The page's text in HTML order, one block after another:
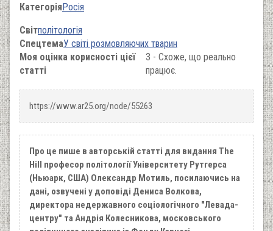
КатегоріяРосія
Світполітологія
СпецтемаУ світі розмовляючих тварин
Моя оцінка корисності цієї
статті
3 - Схоже, що реально
працює.
https://www.ar25.org/node/55263
Про це пише в авторській статті для видання The
Hill професор політології Університету Рутгерса
(Ньюарк, США) Олександр Мотиль, посилаючись на
дані, озвучені у доповіді Дениса Волкова,
директора недержавного соціологічного "Левада-
центру" та Андрія Колесникова, московського